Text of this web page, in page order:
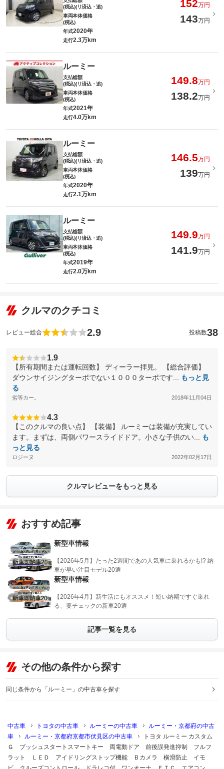
(税込)(リ済込・追)
152万円
車両本体価格
(税込)
143万円
年式2020年
走行2.3万km
ルーミー
支払総額
(税込)(リ済込・追)
149.8万円
車両本体価格
(税込)
138.2万円
年式2021年
走行4.0万km
ルーミー
支払総額
(税込)(リ済込・追)
146.5万円
車両本体価格
(税込)
139万円
年式2020年
走行2.1万km
ルーミー
支払総額
(税込)(リ済込・追)
149.9万円
車両本体価格
(税込)
141.9万円
年式2019年
走行2.0万km
クルマのクチコミ
レビュー総合 2.9 投稿数38
1.9
【所有期間または運転回数】 ディーラー拝見。 【総合評価】
ダウンサイジングターボでない１０００ターボです...
もっと見
る
劣等カー。 2018年11月04日
4.3
【このクルマの良い点】 【装備】 ルーミーは装備が充実してい
ます。まずは、両側パワースライドドア。小さな子供のい...
も
っと見る
ロジーヌ 2022年02月17日
クルマレビューをもっと見る
おすすめ記事
新型車情報
【2026年5月】たった2週間であの人気車に乗れるかも!? 納
車が早い注目モデル20選
新型車情報
【2026年4月】新生活にもオススメ！短い納期ですぐ乗れ
る、要チェックの新車20選
記事一覧を見る
その他の条件から探す
同じ条件から「ルーミー」の中古車を探す
中古車 トヨタの中古車 ルーミーの中古車
ルーミー・京都府の中古
車
ルーミー・京都府京都市伏見区の中古車
トヨタ ルーミー カスタム
Ｇ プッシュスタートスマートキー 両電動ドア 前後誤発進抑制 フルフ
ラット ＬＥＤ アイドリングストップ機能 Ｂカメラ 横滑防止 イモ